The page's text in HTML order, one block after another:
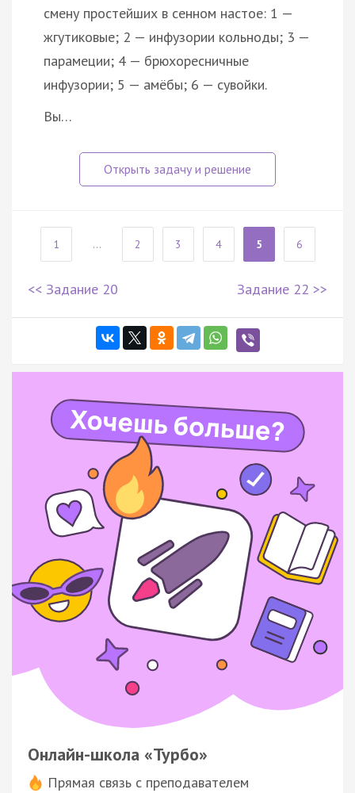
смену простейших в сенном настое: 1 —
жгутиковые; 2 — инфузории кольноды; 3 —
парамеции; 4 — брюхоресничные
инфузории; 5 — амёбы; 6 — сувойки.
Вы…
1 ... 2 3 4 5 6
<< Задание 20 Задание 22 >>
Онлайн-школа «Турбо»
Прямая связь с преподавателем